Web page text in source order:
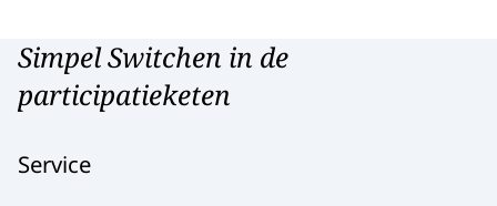
Simpel Switchen in de
participatieketen
Service